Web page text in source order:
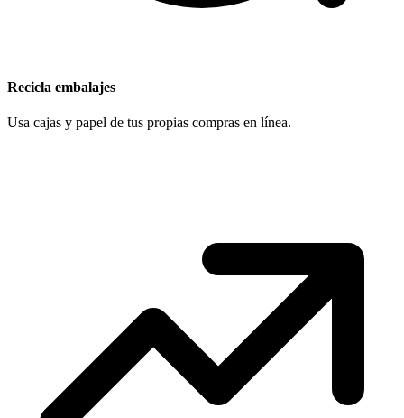
Recicla embalajes
Usa cajas y papel de tus propias compras en línea.